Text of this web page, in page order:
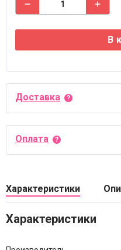
В
Доставка
Оплата
Характеристики
Характеристики